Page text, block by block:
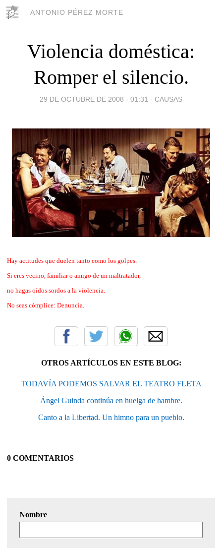
ANTONIO PÉREZ MORTE
Violencia doméstica:
Romper el silencio.
29 DE OCTUBRE DE 2008 - 01:31 - CAUSAS
Hay actitudes que duelen tanto como los golpes.
Si eres vecino, familiar o amigo de un maltratador,
no hagas oídos sordos a la violencia.
No seas cómplice: Denuncia.
OTROS ARTÍCULOS EN ESTE BLOG:
TODAVÍA PODEMOS SALVAR EL TEATRO FLETA
Ángel Guinda continúa en huelga de hambre.
Canto a la Libertad. Un himno para un pueblo.
0 COMENTARIOS
Nombre